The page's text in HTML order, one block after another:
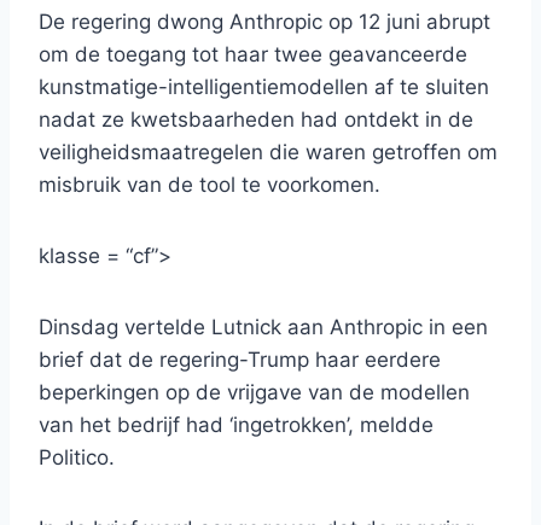
De regering dwong Anthropic op 12 juni abrupt
om de toegang tot haar twee geavanceerde
kunstmatige-intelligentiemodellen af ​​te sluiten
nadat ze kwetsbaarheden had ontdekt in de
veiligheidsmaatregelen die waren getroffen om
misbruik van de tool te voorkomen.
klasse = “cf”>
Dinsdag vertelde Lutnick aan Anthropic in een
brief dat de regering-Trump haar eerdere
beperkingen op de vrijgave van de modellen
van het bedrijf had ‘ingetrokken’, meldde
Politico.